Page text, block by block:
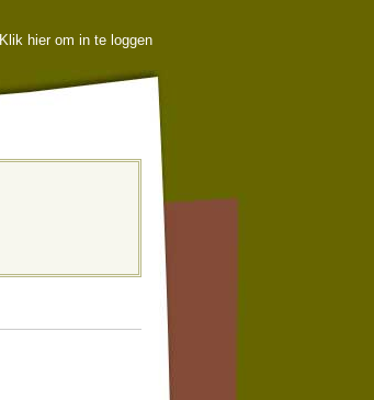
Klik hier om in te loggen